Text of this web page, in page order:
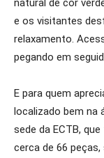
natural de cor
e os visitantes
relaxamento.
pegando em
E para quem
localizado bem na
sede da ECTB,
cerca de 66